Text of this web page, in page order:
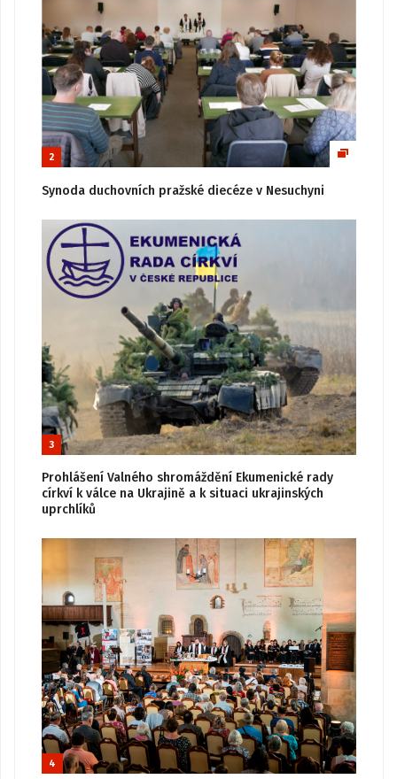
2
Synoda duchovních pražské diecéze v Nesuchyni
3
Prohlášení Valného shromáždění Ekumenické rady
církví k válce na Ukrajině a k situaci ukrajinských
uprchlíků
4